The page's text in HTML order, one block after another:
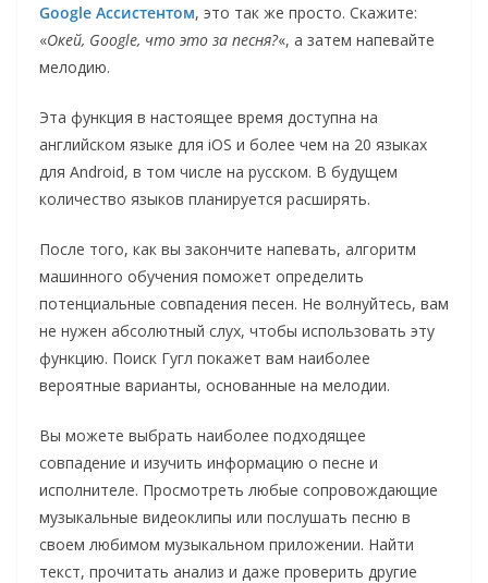
Google Ассистентом, это так же просто. Скажите:
«Окей, Google, что это за песня?«, а затем напевайте
мелодию.
Эта функция в настоящее время доступна на
английском языке для iOS и более чем на 20 языках
для Android, в том числе на русском. В будущем
количество языков планируется расширять.
После того, как вы закончите напевать, алгоритм
машинного обучения поможет определить
потенциальные совпадения песен. Не волнуйтесь, вам
не нужен абсолютный слух, чтобы использовать эту
функцию. Поиск Гугл покажет вам наиболее
вероятные варианты, основанные на мелодии.
Вы можете выбрать наиболее подходящее
совпадение и изучить информацию о песне и
исполнителе. Просмотреть любые сопровождающие
музыкальные видеоклипы или послушать песню в
своем любимом музыкальном приложении. Найти
текст, прочитать анализ и даже проверить другие